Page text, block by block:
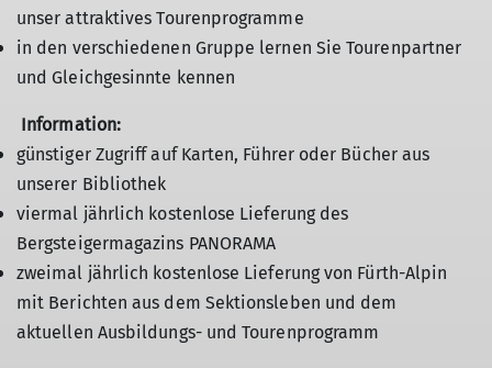
unser attraktives Tourenprogramme
in den verschiedenen Gruppe lernen Sie Tourenpartner
und Gleichgesinnte kennen
Information:
günstiger Zugriff auf Karten, Führer oder Bücher aus
unserer Bibliothek
viermal jährlich kostenlose Lieferung des
Bergsteigermagazins PANORAMA
zweimal jährlich kostenlose Lieferung von Fürth-Alpin
mit Berichten aus dem Sektionsleben und dem
aktuellen Ausbildungs- und Tourenprogramm